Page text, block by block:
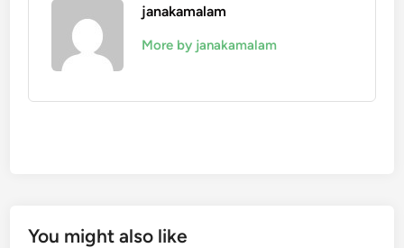
janakamalam
More by janakamalam
You might also like